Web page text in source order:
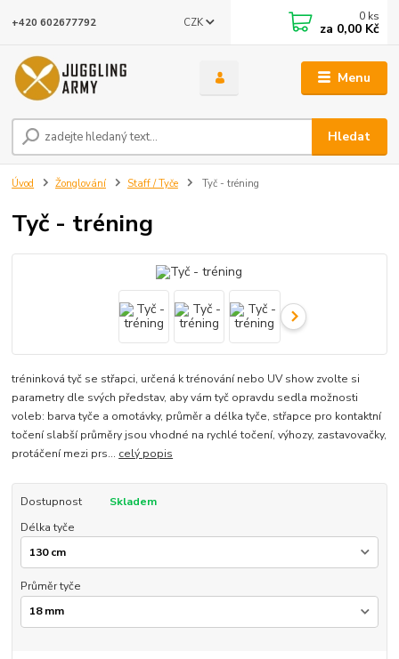
Menu
CZK
Hledat
+420 602677792 0 ks
za 0,00 Kč
Úvod Žonglování Staff / Tyče Tyč - tréning
Tyč - tréning
tréninková tyč se střapci, určená k trénování nebo UV show zvolte si
parametry dle svých představ, aby vám tyč opravdu sedla možnosti
voleb: barva tyče a omotávky, průměr a délka tyče, střapce pro kontaktní
točení slabší průměry jsou vhodné na rychlé točení, výhozy, zastavovačky,
protáčení mezi prs... celý popis
Dostupnost
Skladem
Délka tyče
Průměr tyče